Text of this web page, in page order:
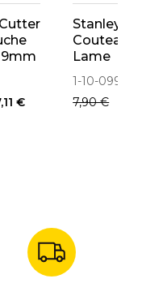
€
Stanley
Couteau à
Lame
99E 1-10-
1-10-099
7,90 €